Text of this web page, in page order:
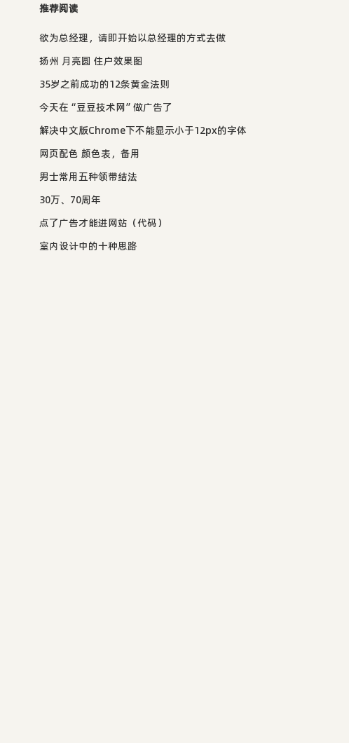
推荐阅读
欲为总经理，请即开始以总经理的方式去做
扬州 月亮圆 住户效果图
35岁之前成功的12条黄金法则
今天在“豆豆技术网”做广告了
解决中文版Chrome下不能显示小于12px的字体
网页配色 颜色表，备用
男士常用五种领带结法
30万、70周年
点了广告才能进网站（代码）
室内设计中的十种思路